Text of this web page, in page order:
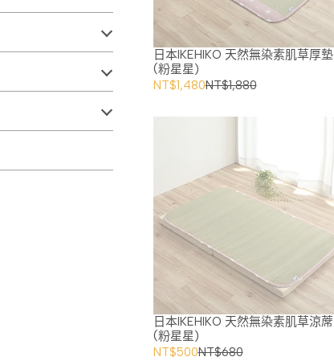
日本IKEHIKO 天然無染素肌草厚墊
(粉星星)
NT$1,480NT$1,880
日本IKEHIKO 天然無染素肌草涼蓆
(粉星星)
NT$500NT$680